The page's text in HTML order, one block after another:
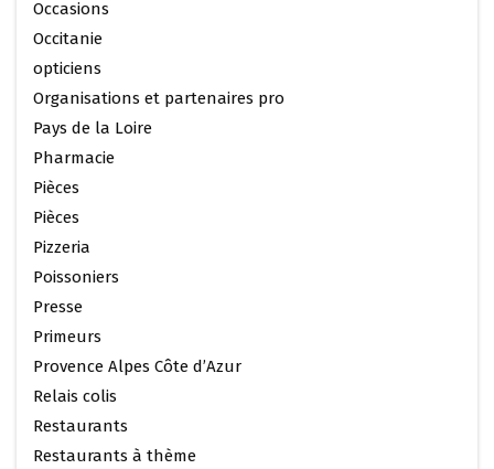
Occasions
Occitanie
opticiens
Organisations et partenaires pro
Pays de la Loire
Pharmacie
Pièces
Pièces
Pizzeria
Poissoniers
Presse
Primeurs
Provence Alpes Côte d’Azur
Relais colis
Restaurants
Restaurants à thème